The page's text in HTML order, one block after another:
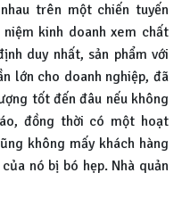
trên một chiến tuyến
kinh doanh xem chất
duy nhất, sản phẩm với
lớn cho doanh nghiệp, đã
tốt đến đâu nếu không
đồng thời có một hoạt
không mấy khách hàng
nó bị bó hẹp. Nhà quản